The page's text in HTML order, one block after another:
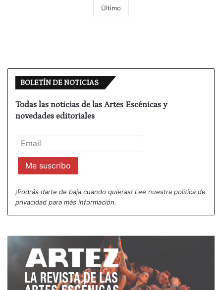
Último
BOLETÍN DE NOTICIAS
Todas las noticias de las Artes Escénicas y
novedades editoriales
¡Podrás darte de baja cuando quieras! Lee nuestra política de
privacidad para más información.